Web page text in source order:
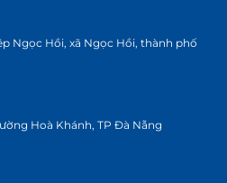
Ngọc Hồi, xã Ngọc Hồi, thành phố
Hoà Khánh, TP Đà Nẵng